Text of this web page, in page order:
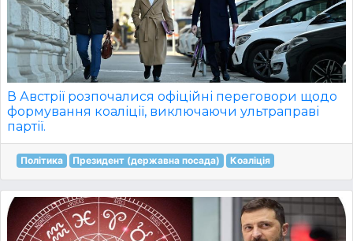
В Австрії розпочалися офіційні переговори щодо
формування коаліції, виключаючи ультраправі
партії.
Політика Президент (державна посада) Коаліція